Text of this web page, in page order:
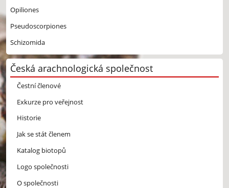
Opiliones
Pseudoscorpiones
Schizomida
Česká arachnologická společnost
Čestní členové
Exkurze pro veřejnost
Historie
Jak se stát členem
Katalog biotopů
Logo společnosti
O společnosti